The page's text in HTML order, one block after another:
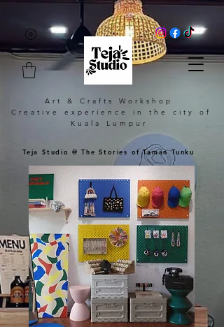
Art & Crafts Workshop
Creative experience in the city of
Kuala Lumpur
Teja Studio @ The Stories of Taman Tunku